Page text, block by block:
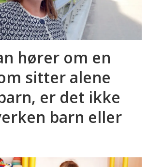
hører om en
sitter alene
er det ikke
barn eller